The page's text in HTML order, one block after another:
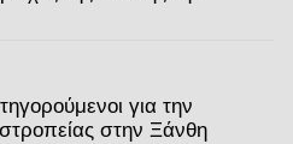
για την
στην Ξάνθη